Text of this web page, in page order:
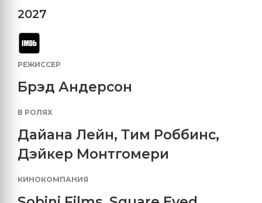
2027
РЕЖИССЕР
Брэд Андерсон
В РОЛЯХ
Дайана Лейн, Тим Роббинс,
Дэйкер Монтгомери
КИНОКОМПАНИЯ